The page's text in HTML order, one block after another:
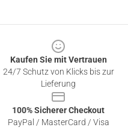
Kaufen Sie mit Vertrauen
24/7 Schutz von Klicks bis zur
Lieferung
100% Sicherer Checkout
PayPal / MasterCard / Visa